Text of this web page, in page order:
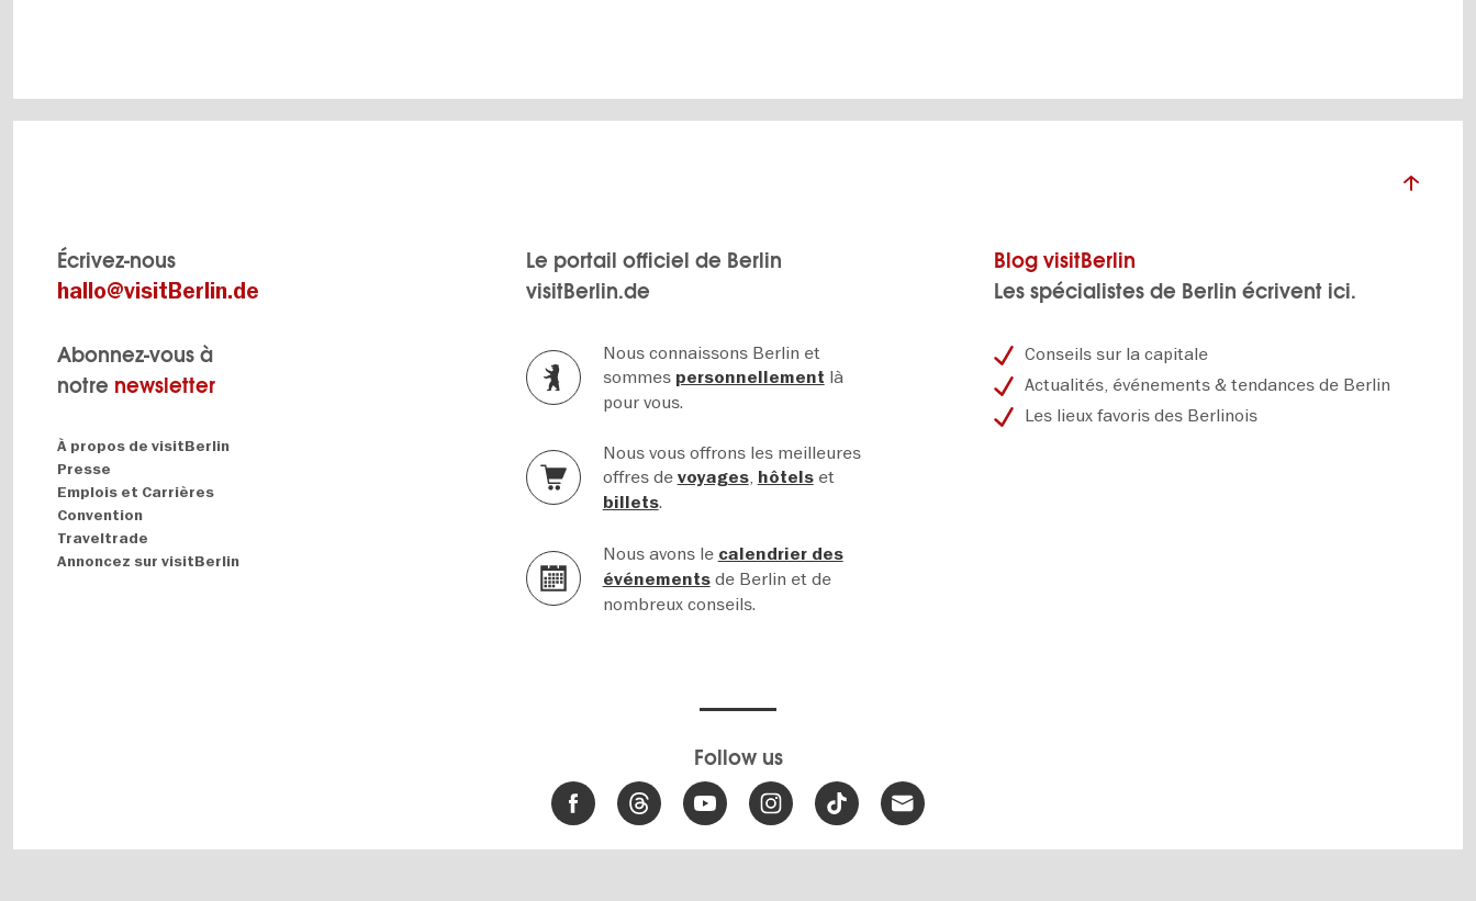
Écrivez-nous
hallo@visitBerlin.de
Abonnez-vous à
notre newsletter
Navigation:
About
À propos de visitBerlin
Presse
Emplois et Carrières
Convention
Traveltrade
Annoncez sur visitBerlin
Le portail officiel de Berlin
visitBerlin.de
Nous connaissons Berlin et
sommes personnellement là
pour vous.
Nous vous offrons les meilleures
offres de voyages, hôtelset
billets.
Nous avons le calendrier des
événementsde Berlin et de
nombreux conseils.
Blog visitBerlin
Les spécialistes de Berlin écrivent ici.
Conseils sur la capitale
Actualités, événements & tendances de Berlin
Les lieux favoris des Berlinois
Follow us